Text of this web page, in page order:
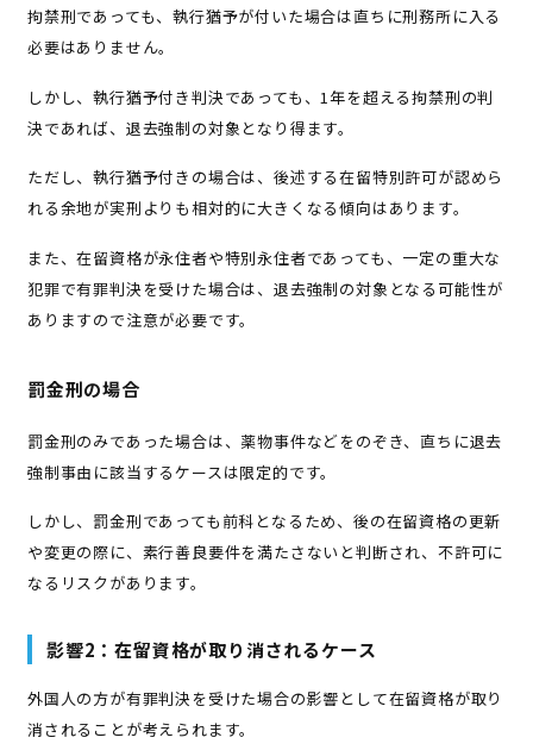
拘禁刑であっても、執行猶予が付いた場合は直ちに刑務所に入る
必要はありません。
しかし、執行猶予付き判決であっても、1年を超える拘禁刑の判
決であれば、退去強制の対象となり得ます。
ただし、執行猶予付きの場合は、後述する在留特別許可が認めら
れる余地が実刑よりも相対的に大きくなる傾向はあります。
また、在留資格が永住者や特別永住者であっても、一定の重大な
犯罪で有罪判決を受けた場合は、退去強制の対象となる可能性が
ありますので注意が必要です。
罰金刑の場合
罰金刑のみであった場合は、薬物事件などをのぞき、直ちに退去
強制事由に該当するケースは限定的です。
しかし、罰金刑であっても前科となるため、後の在留資格の更新
や変更の際に、素行善良要件を満たさないと判断され、不許可に
なるリスクがあります。
影響2：在留資格が取り消されるケース
外国人の方が有罪判決を受けた場合の影響として在留資格が取り
消されることが考えられます。